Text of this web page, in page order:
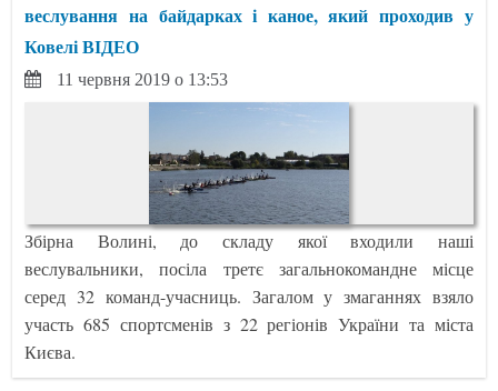
веслування на байдарках і каное, який проходив у
Ковелі ВІДЕО
11 червня 2019 о 13:53
Збірна Волині, до складу якої входили наші
веслувальники, посіла третє загальнокомандне місце
серед 32 команд-учасниць. Загалом у змаганнях взяло
участь 685 спортсменів з 22 регіонів України та міста
Києва.